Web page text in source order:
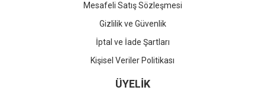
Mesafeli Satış Sözleşmesi
Gizlilik ve Güvenlik
İptal ve İade Şartları
Kişisel Veriler Politikası
ÜYELİK